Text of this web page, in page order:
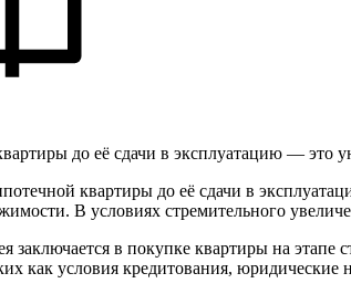
до её сдачи в эксплуатацию — это
квартиры до её сдачи в
В условиях стремительного
заключается в покупке квартиры на этапе
как условия кредитования,